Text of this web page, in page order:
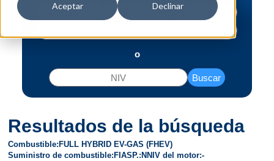
Aceptar Declinar
o
Buscar
Resultados de la búsqueda
Combustible FULL HYBRID EV-GAS (FHEV)
Suministro de combustible FI ASP. N NIV del motor -